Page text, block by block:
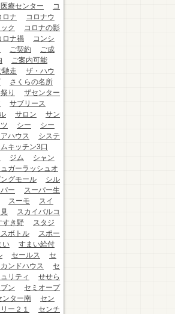
療センター
コ
ロナ
コロナウ
ク
コロナの影
ロナ禍
コンシ
ご契約
ご成
ご案内可能
馳走
ザ・ハウ
さくらの名所
り
ザセンター
サブリース
サロン
サン
シー
シー
ハウス
システ
キッチン3口
ジム
シャン
ガーラッシュオ
グモール
シル
ー
スーパー生
スーモ
スイ
スカイバルコ
すき野
スタジ
ボトル
スポー
い
すまい給付
セールス
セ
ンドハウス
セ
リティ
せせら
ン
セミオープ
ンター南
セン
ー２１
センチ